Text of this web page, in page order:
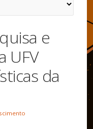
e
UFV
da